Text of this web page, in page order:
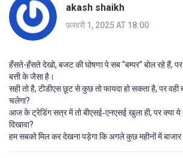
akash shaikh
फ़रवरी 1, 2025 AT 18:00
हँसते-हँसते देखो, बजट की घोषणा पे सब “बम्पर” बोल रहे हैं, पर
बत्ती के जैसा है।
सही तो है, टीडीएस छूट से कुछ तो फायदा हो सकता है, पर
चलेगा?
आज के ट्रेडिंग सत्र में तो बीएसई‑एनएसई खुला ही, पर क्या
दिखावा?
हम सबको मिल कर देखना पड़ेगा कि अगले कुछ महीनों में